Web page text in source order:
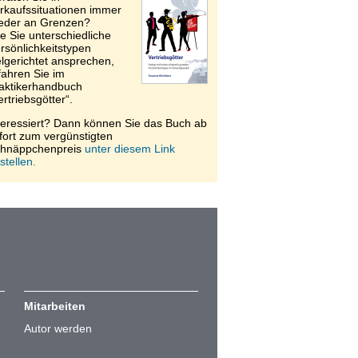
immer
an Grenzen?
Sie unterschiedliche
ansprechen,
Sie im
Dann können Sie das Buch ab
zum vergünstigten
unter diesem Link
Mitarbeiten
Autor werden